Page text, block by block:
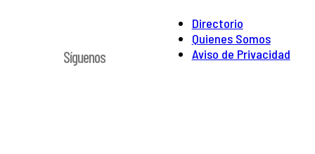
Directorio
Quienes Somos
Aviso de Privacidad
Síguenos